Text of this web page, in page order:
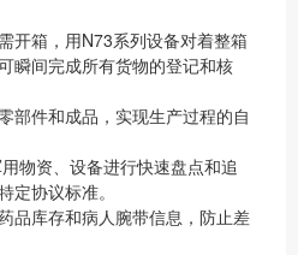
开箱，用N73系列设备对着整箱
瞬间完成所有货物的登记和核
部件和成品，实现生产过程的自
物资、设备进行快速盘点和追
定协议标准。
品库存和病人腕带信息，防止差